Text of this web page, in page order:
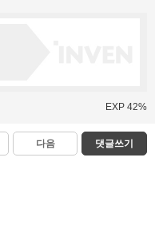
EXP 42%
다음 댓글쓰기